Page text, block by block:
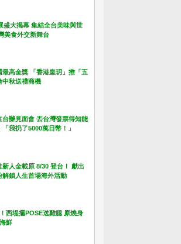
盛大揭幕 集結全台美味與世
美食外交新舞台
最高金獎 「香港皇玥」推「五
中秋送禮商機
台辦見面會 丟台灣發票得知能
我扔了5000萬日幣！」
新人金載原 8/30 登台！ 獻出
解鎖人生首場海外活動
西堤擺POSE送雞腿 原燒身
鮮